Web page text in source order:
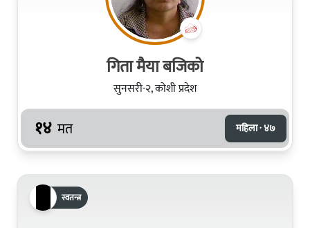
गिता मैया बजिको
सुनसरी-२, कोशी प्रदेश
१४ मत महिला · ४७
स्वतन्त्र